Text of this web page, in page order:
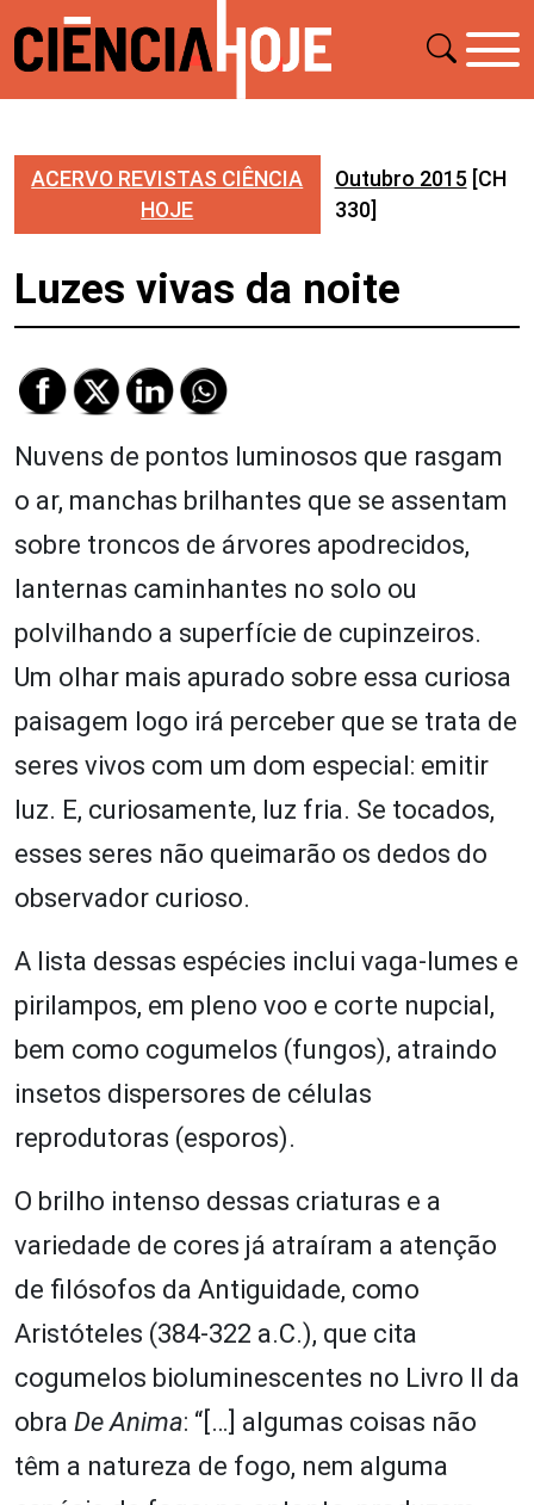
ACERVO REVISTAS CIÊNCIA
HOJE
Outubro 2015 [CH
330]
Luzes vivas da noite
Nuvens de pontos luminosos que rasgam
o ar, manchas brilhantes que se assentam
sobre troncos de árvores apodrecidos,
lanternas caminhantes no solo ou
polvilhando a superfície de cupinzeiros.
Um olhar mais apurado sobre essa curiosa
paisagem logo irá perceber que se trata de
seres vivos com um dom especial: emitir
luz. E, curiosamente, luz fria. Se tocados,
esses seres não queimarão os dedos do
observador curioso.
A lista dessas espécies inclui vaga-lumes e
pirilampos, em pleno voo e corte nupcial,
bem como cogumelos (fungos), atraindo
insetos dispersores de células
reprodutoras (esporos).
O brilho intenso dessas criaturas e a
variedade de cores já atraíram a atenção
de filósofos da Antiguidade, como
Aristóteles (384-322 a.C.), que cita
cogumelos bioluminescentes no Livro II da
obra De Anima: “[…] algumas coisas não
têm a natureza de fogo, nem alguma